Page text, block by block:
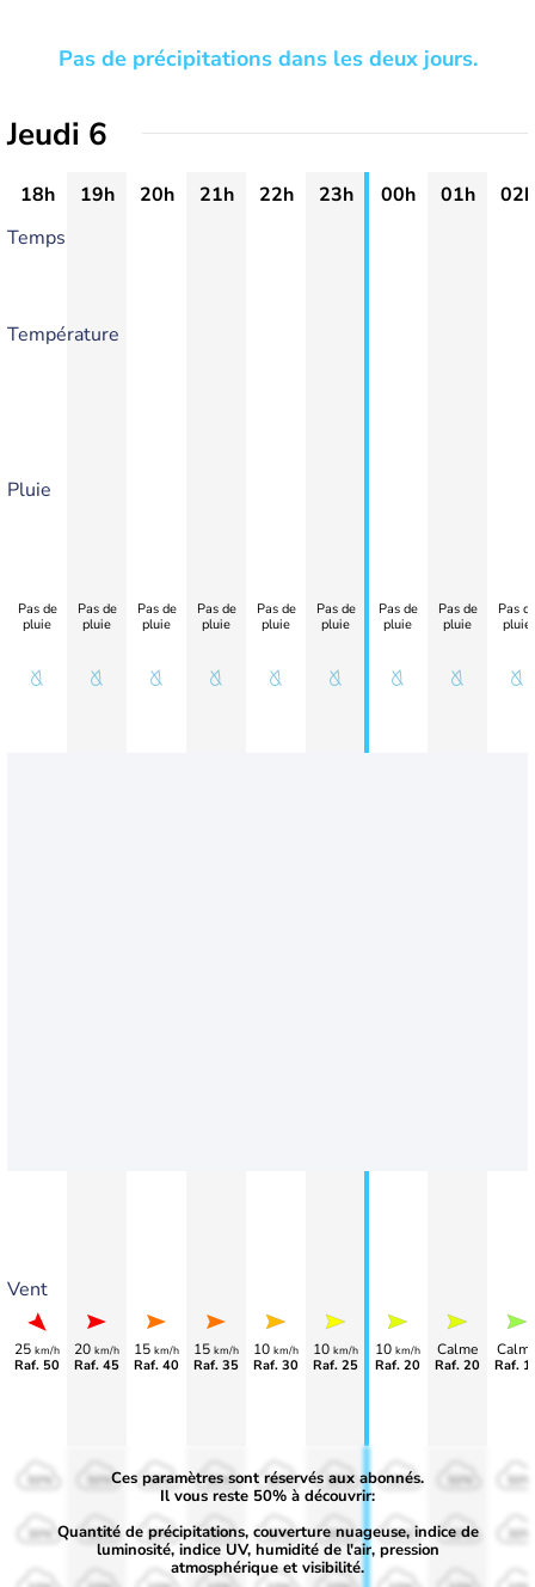
Pas de précipitations dans les deux jours.
Jeudi 6
18h 19h 20h 21h 22h 23h 00h 01h
02h
Temps
Température
Pluie
Vent
Pas de
pluie
25 km/h
Raf. 50
Pas de
pluie
20 km/h
Raf. 45
Pas de
pluie
15 km/h
Raf. 40
Pas de
pluie
15 km/h
Raf. 35
Pas de
pluie
10 km/h
Raf. 30
Pas de
pluie
10 km/h
Raf. 25
Pas de
pluie
10 km/h
Raf. 20
Pas de
pluie
Calme
Raf. 20
Pas
pluie
Raf.
50%
30%
50%
30%
50%
30%
50%
30%
50%
30%
50%
30%
50%
30% 30% 30%
Ces paramètres sont réservés aux abonnés.
Il vous reste 50% à découvrir:
Quantité de précipitations, couverture nuageuse, indice de
luminosité, indice UV, humidité de l'air, pression
atmosphérique et visibilité.